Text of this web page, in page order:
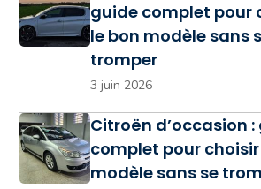
guide complet pour
le bon modèle sans
tromper
3 juin 2026
Citroën d’occasion
complet pour
modèle sans se